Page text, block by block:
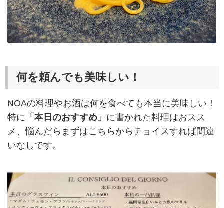
何を頼んでも美味しい！
NOAの料理やお酒は何を食べても本当に美味しい！
特に 「本日のおすすめ」 に書かれた料理はおスス
メ、悩んだらまずはこちらからチョイスすれば間違
いなしです。